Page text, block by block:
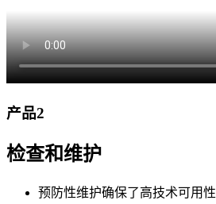
产品2
检查和维护
预防性维护确保了高技术可用性